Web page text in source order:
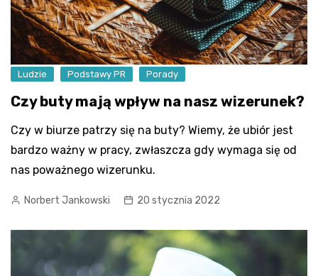
Ludzie Podstawy PR Porady
Czy buty mają wpływ na nasz wizerunek?
Czy w biurze patrzy się na buty? Wiemy, że ubiór jest
bardzo ważny w pracy, zwłaszcza gdy wymaga się od
nas poważnego wizerunku.
Norbert Jankowski 20 stycznia 2022